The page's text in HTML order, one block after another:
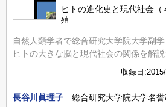
ヒトの進化史と現代社会
殖
自然人類学者で総合研究大学院大学副学
ヒトの大きな脳と現代社会の関係を解説
収録日
長谷川眞理子 総合研究大学院大学名